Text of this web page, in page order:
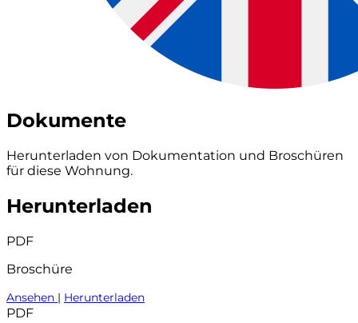
Dokumente
Herunterladen von Dokumentation und Broschüren
für diese Wohnung.
Herunterladen
PDF
Broschüre
Ansehen | Herunterladen
PDF